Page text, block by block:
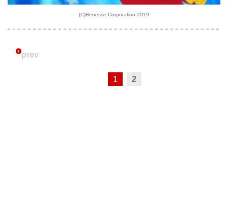
(C)Benesse Corporation 2019
prev
1 2